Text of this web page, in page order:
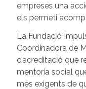
empreses una
els permeti
La Fundació
Coordinadora de
d’acreditació que
mentoria social
més exigents de